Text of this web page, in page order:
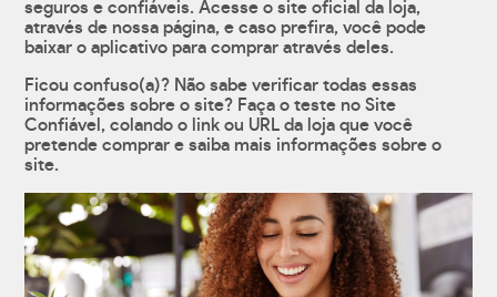
seguros e confiáveis. Acesse o site oficial da loja,
através de nossa página, e caso prefira, você pode
baixar o aplicativo para comprar através deles.
Ficou confuso(a)? Não sabe verificar todas essas
informações sobre o site? Faça o teste no Site
Confiável, colando o link ou URL da loja que você
pretende comprar e saiba mais informações sobre o
site.